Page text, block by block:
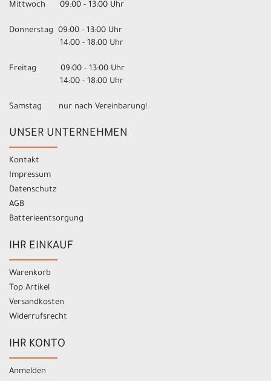
Mittwoch 09:00 - 13:00 Uhr
Donnerstag 09:00 - 13:00 Uhr
14:00 - 18:00 Uhr
Freitag 09:00 - 13:00 Uhr
14:00 - 18:00 Uhr
Samstag nur nach Vereinbarung!
UNSER UNTERNEHMEN
Kontakt
Impressum
Datenschutz
AGB
Batterieentsorgung
IHR EINKAUF
Warenkorb
Top Artikel
Versandkosten
Widerrufsrecht
IHR KONTO
Anmelden